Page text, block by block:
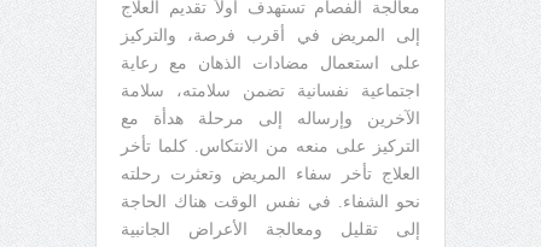
معالجة الفصام تستهدف أولاً تقديم العلاج
إلى المريض في أقرب فرصة، والتركيز
على استعمال مضادات الذهان مع رعاية
اجتماعية نفسانية تضمن سلامته، سلامة
الآخرين وإرساله إلى مرحلة هدأة مع
التركيز على منعه من الانتكاس. كلما تأخر
العلاج تأخر سفاء المريض وتعثرت رحلته
نحو الشفاء. في نفس الوقت هناك الحاجة
إلى تقليل ومعالجة الأعراض الجانبية